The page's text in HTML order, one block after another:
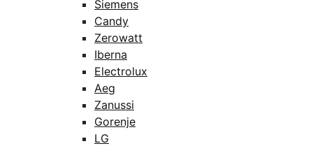
Siemens
Candy
Zerowatt
Iberna
Electrolux
Aeg
Zanussi
Gorenje
LG